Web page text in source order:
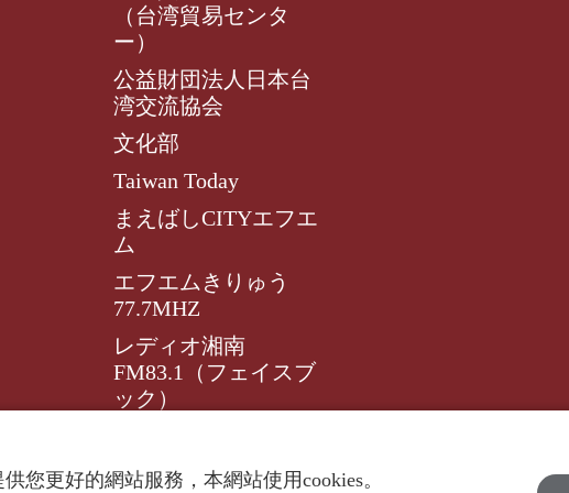
（台湾貿易センタ
ー）
公益財団法人日本台
湾交流協会
文化部
Taiwan Today
まえばしCITYエフエ
ム
エフエムきりゅう
77.7MHZ
レディオ湘南
FM83.1（フェイスブ
ック）
您更好的網站服務，本網站使用cookies。